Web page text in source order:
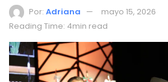
Por: Adriana
mayo 15, 2026
Reading Time: 4min read